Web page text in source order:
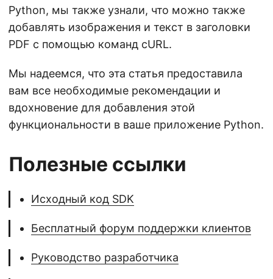
Python, мы также узнали, что можно также
добавлять изображения и текст в заголовки
PDF с помощью команд cURL.
Мы надеемся, что эта статья предоставила
вам все необходимые рекомендации и
вдохновение для добавления этой
функциональности в ваше приложение Python.
Полезные ссылки
Исходный код SDK
Бесплатный форум поддержки клиентов
Руководство разработчика